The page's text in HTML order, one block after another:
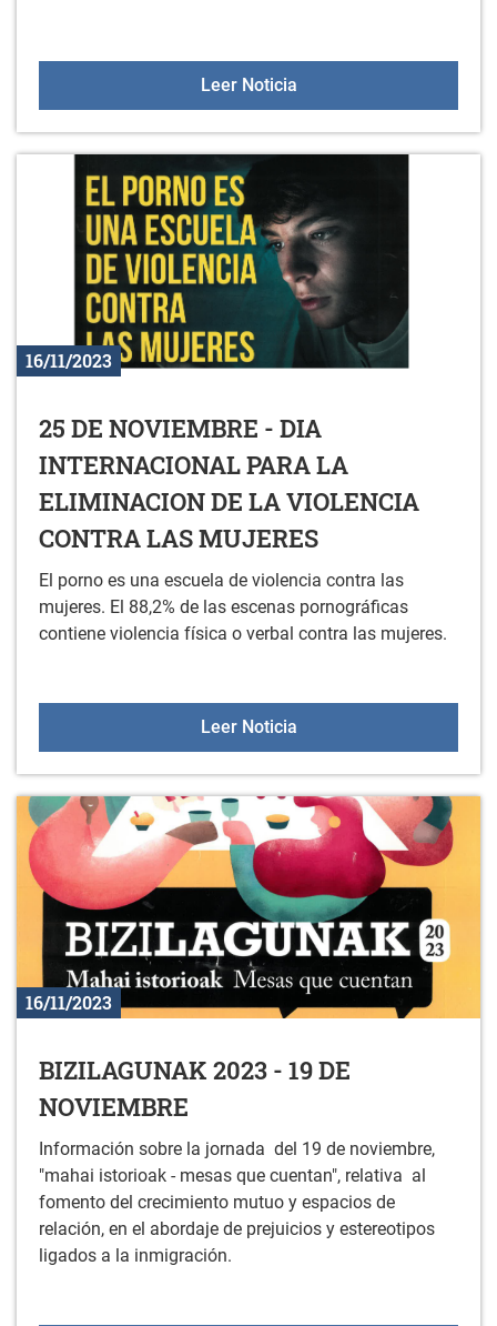
Leer NoticiaENCUESTA MOVILIDAD
16/11/2023
25 DE NOVIEMBRE - DIA
INTERNACIONAL PARA LA
ELIMINACION DE LA VIOLENCIA
CONTRA LAS MUJERES
El porno es una escuela de violencia contra las
mujeres. El 88,2% de las escenas pornográficas
contiene violencia física o verbal contra las mujeres.
Leer Noticia25 DE NOVIEMBRE -
16/11/2023
BIZILAGUNAK 2023 - 19 DE
NOVIEMBRE
Información sobre la jornada del 19 de noviembre,
"mahai istorioak - mesas que cuentan", relativa al
fomento del crecimiento mutuo y espacios de
relación, en el abordaje de prejuicios y estereotipos
ligados a la inmigración.